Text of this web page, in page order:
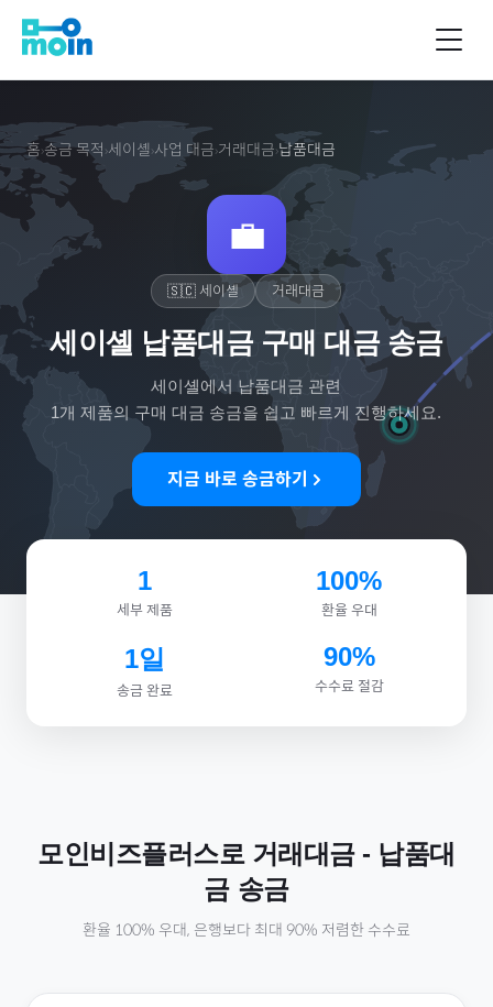
홈›송금 목적 ›세이셸›사업 대금›거래대금›납품대금
💼
🇸🇨 세이셸 거래대금
세이셸 납품대금 구매 대금 송금
세이셸에서 납품대금 관련
1개 제품의 구매 대금 송금을 쉽고 빠르게 진행하세요.
지금 바로 송금하기
1
세부 제품
100%
환율 우대
1일
송금 완료
90%
수수료 절감
모인비즈플러스로 거래대금- 납품대
금송금
환율 100% 우대, 은행보다 최대 90% 저렴한 수수료